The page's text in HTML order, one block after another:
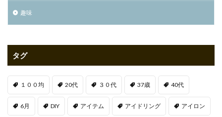
趣味
タグ
１００均 20代 ３０代 37歳 40代
6月 DIY アイテム アイドリング アイロン